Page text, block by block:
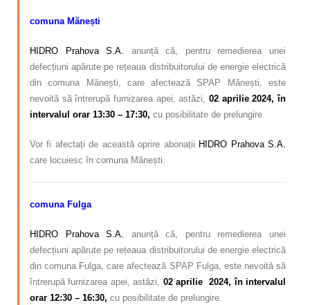
comuna Mănești
HIDRO Prahova S.A. anunță că, pentru remedierea unei
defecțiuni apărute pe rețeaua distribuitorului de energie electrică
din comuna Mănești, care afectează SPAP Mănești, este
nevoită să întrerupă furnizarea apei, astăzi, 02 aprilie 2024, în
intervalul orar 13:30 – 17:30, cu posibilitate de prelungire.
Vor fi afectați de această oprire abonații HIDRO Prahova S.A.
care locuiesc în comuna Mănești.
comuna Fulga
HIDRO Prahova S.A.
anunță că, pentru remedierea unei
defecțiuni apărute pe rețeaua distribuitorului de energie electrică
din comuna Fulga, care afectează SPAP Fulga, este nevoită să
întrerupă furnizarea apei, astăzi, 02 aprilie 2024, în intervalul
orar 12:30 – 16:30, cu posibilitate de prelungire.